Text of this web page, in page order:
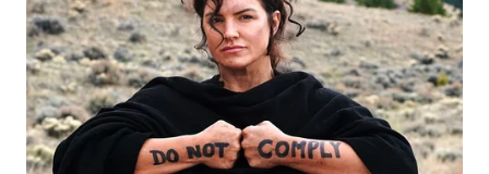
WN
PRIANGAN
TIMUR
WN
SEMARANG